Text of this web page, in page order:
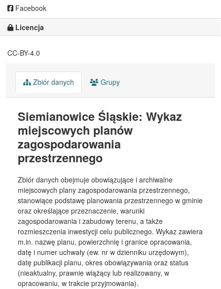
Facebook
Licencja
CC-BY-4.0
Zbiór danych Grupy
Siemianowice Śląskie: Wykaz
miejscowych planów
zagospodarowania
przestrzennego
Zbiór danych obejmuje obowiązujące i archiwalne
miejscowych plany zagospodarowania przestrzennego,
stanowiące podstawę planowania przestrzennego w gminie
oraz określające przeznaczenie, warunki
zagospodarowania i zabudowy terenu, a także
rozmieszczenia inwestycji celu publicznego. Wykaz zawiera
m.in. nazwę planu, powierzchnię i granice opracowania,
datę i numer uchwały (ew. nr w dzienniku urzędowym),
datę publikacji planu, okres obowiązywania oraz status
(nieaktualny, prawnie wiążący lub realizowany, w
opracowaniu, w trakcie przyjmowania).